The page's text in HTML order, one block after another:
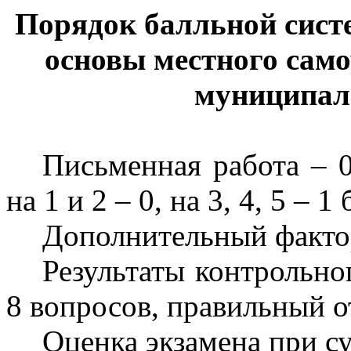
Порядок балльной
основы местного
Письменная работа –
на 1 и 2 – 0, на 3, 4, 5 – 1
Дополнительный
Результаты
8 вопросов, правильный
Оценка экзамена при